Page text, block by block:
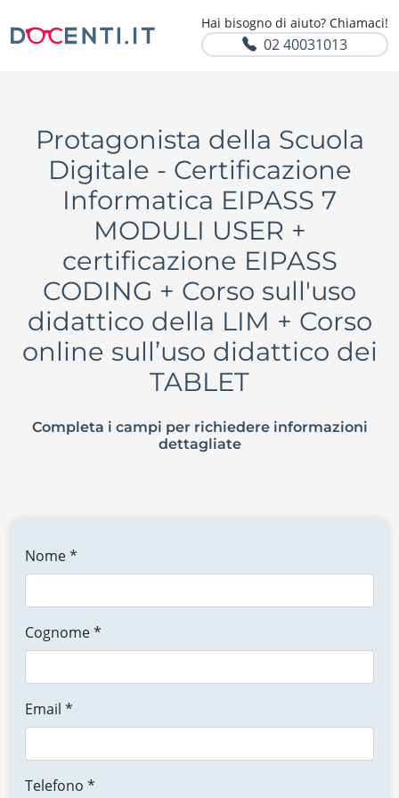
Hai bisogno di aiuto? Chiamaci!
02 40031013
Protagonista della Scuola
Digitale - Certificazione
Informatica EIPASS 7
MODULI USER +
certificazione EIPASS
CODING + Corso sull'uso
didattico della LIM + Corso
online sull’uso didattico dei
TABLET
Completa i campi per richiedere informazioni
dettagliate
Nome *
Cognome *
Email *
Telefono *